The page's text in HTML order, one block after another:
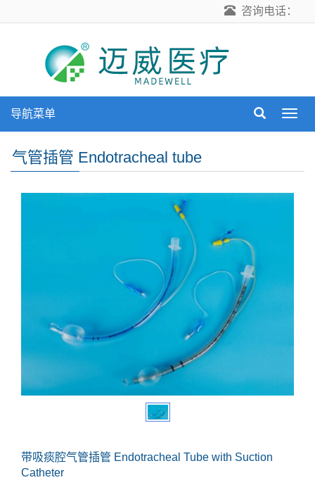
咨询电话：
导
导航菜单
气管插管 Endotracheal tube
带吸痰腔气管插管 Endotracheal Tube with Suction
Catheter